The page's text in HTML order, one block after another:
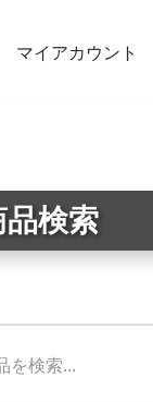
マイアカウント
イン ベビーアイ
品検索